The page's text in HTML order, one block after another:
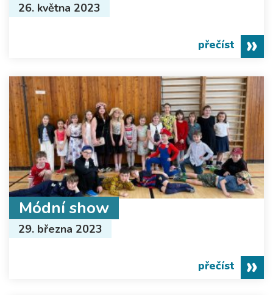
26. května 2023
přečíst
Módní show
29. března 2023
přečíst